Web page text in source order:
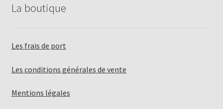
La boutique
Les frais de port
Les conditions générales de vente
Mentions légales